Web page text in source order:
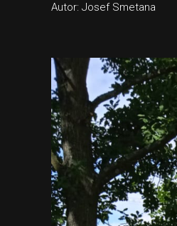
Autor: Josef Smetana